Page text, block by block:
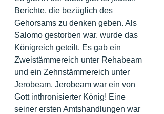
Berichte, die bezüglich des
Gehorsams zu denken geben. Als
Salomo gestorben war, wurde das
Königreich geteilt. Es gab ein
Zweistämmereich unter Rehabeam
und ein Zehnstämmereich unter
Jerobeam. Jerobeam war ein von
Gott inthronisierter König! Eine
seiner ersten Amtshandlungen war